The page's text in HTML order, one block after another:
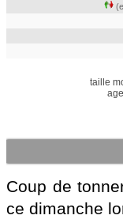
taille
Coup de
ce dimanche